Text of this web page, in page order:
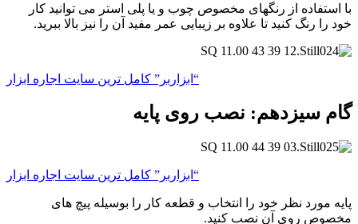
با استفاده از رنگهای مخصوص چوب و یا پلی استر می توانید کار
خود را رنگ کنید تا علاوه بر زیبایی عمر مفید آن را نیز بالا ببرید.
“ابزاربر” کامل ترین سایت اجاره ابزار
گام سیزدهم: نصب روی پایه
“ابزاربر” کامل ترین سایت اجاره ابزار
پایه مورد نظر خود را انتخاب و قطعه کار را بوسیله پیچ های
مخصوص روی آن نصب کنید.